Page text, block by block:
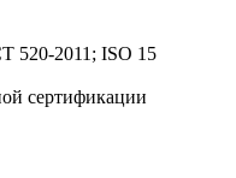
520-2011; ISO 15
сертификации